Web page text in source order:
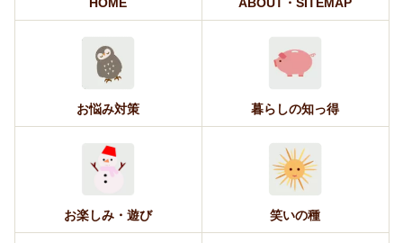
お悩み対策 暮らしの知っ得
お楽しみ・遊び 笑いの種